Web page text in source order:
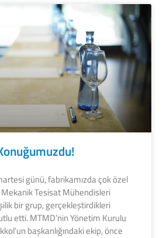
günü, fabrikamızda çok özel
Mekanik Tesisat Mühendisleri
bir grup, gerçekleştirdikleri
etti. MTMD’nin Yönetim Kurulu
başkanlığındaki ekip, önce